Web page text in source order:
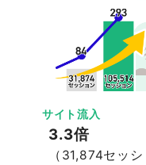
サイト流入
3.3倍
（31,874セッ